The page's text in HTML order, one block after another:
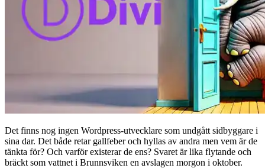
Det finns nog ingen Wordpress-utvecklare som undgått sidbyggare i
sina dar. Det både retar gallfeber och hyllas av andra men vem är de
tänkta för? Och varför existerar de ens? Svaret är lika flytande och
bräckt som vattnet i Brunnsviken en avslagen morgon i oktober.